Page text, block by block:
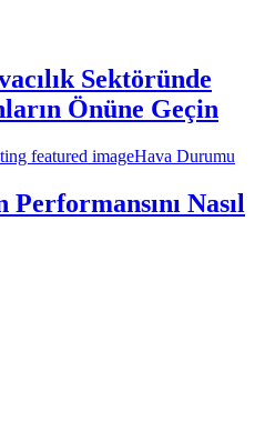
Sektöründe
Önüne Geçin
Hava Durumu
Nasıl